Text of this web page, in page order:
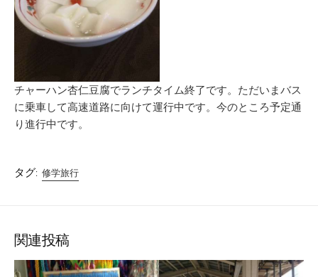
チャーハン杏仁豆腐でランチタイム終了です。ただいまバス
に乗車して高速道路に向けて運行中です。今のところ予定通
り進行中です。
タグ: 修学旅行
関連投稿